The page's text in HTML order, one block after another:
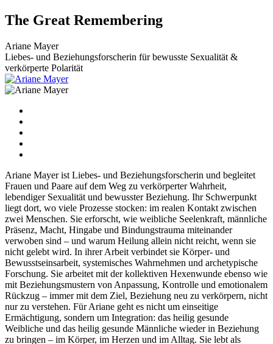
Zum
Inhalt
The Great Remembering
Ariane Mayer
Liebes- und Beziehungsforscherin für bewusste Sexualität &
verkörperte Polarität
Ariane Mayer ist Liebes- und Beziehungsforscherin und begleitet
Frauen und Paare auf dem Weg zu verkörperter Wahrheit,
lebendiger Sexualität und bewusster Beziehung. Ihr Schwerpunkt
liegt dort, wo viele Prozesse stocken: im realen Kontakt zwischen
zwei Menschen. Sie erforscht, wie weibliche Seelenkraft, männliche
Präsenz, Macht, Hingabe und Bindungstrauma miteinander
verwoben sind – und warum Heilung allein nicht reicht, wenn sie
nicht gelebt wird. In ihrer Arbeit verbindet sie Körper- und
Bewusstseinsarbeit, systemisches Wahrnehmen und archetypische
Forschung. Sie arbeitet mit der kollektiven Hexenwunde ebenso wie
mit Beziehungsmustern von Anpassung, Kontrolle und emotionalem
Rückzug – immer mit dem Ziel, Beziehung neu zu verkörpern, nicht
nur zu verstehen. Für Ariane geht es nicht um einseitige
Ermächtigung, sondern um Integration: das heilig gesunde
Weibliche und das heilig gesunde Männliche wieder in Beziehung
zu bringen – im Körper, im Herzen und im Alltag. Sie lebt als